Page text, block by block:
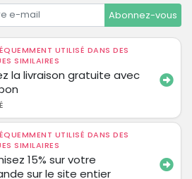
Abonnez-vous
UTILISÉ DANS DES
SIMILAIRES
la livraison gratuite avec
UTILISÉ DANS DES
SIMILAIRES
15% sur votre
sur le site entier